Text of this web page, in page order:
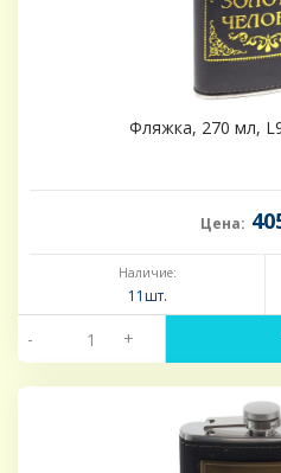
Фляжка, 270 мл,
Цена:
Наличие:
11шт.
- +